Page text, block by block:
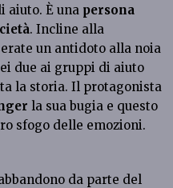
aiuto. È una persona
. Incline alla
un antidoto alla noia
due ai gruppi di aiuto
la storia. Il protagonista
la sua bugia e questo
sfogo delle emozioni.
da parte del